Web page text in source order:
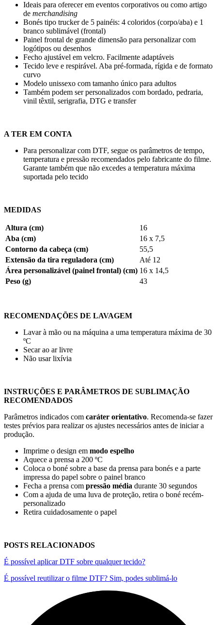
Ideais para oferecer em eventos corporativos ou como artigo
de merchandising
Bonés tipo trucker de 5 painéis: 4 coloridos (corpo/aba) e 1
branco sublimável (frontal)
Painel frontal de grande dimensão para personalizar com
logótipos ou desenhos
Fecho ajustável em velcro. Facilmente adaptáveis
Tecido leve e respirável. Aba pré-formada, rígida e de formato
curvo
Modelo unissexo com tamanho único para adultos
Também podem ser personalizados com bordado, pedraria,
vinil têxtil, serigrafia, DTG e transfer
A TER EM CONTA
Para personalizar com DTF, segue os parâmetros de tempo,
temperatura e pressão recomendados pelo fabricante do filme.
Garante também que não excedes a temperatura máxima
suportada pelo tecido
MEDIDAS
Altura (cm)
16
Aba (cm)
16 x 7,5
Contorno da cabeça (cm)
55,5
Extensão da tira reguladora (cm)
Até 12
Área personalizável (painel frontal) (cm) 16 x 14,5
Peso (g)
43
RECOMENDAÇÕES DE LAVAGEM
Lavar à mão ou na máquina a uma temperatura máxima de 30
ºC
Secar ao ar livre
Não usar lixívia
INSTRUÇÕES E PARÂMETROS DE SUBLIMAÇÃO
RECOMENDADOS
Parâmetros indicados com caráter orientativo. Recomenda-se fazer
testes prévios para realizar os ajustes necessários antes de iniciar a
produção.
Imprime o design em modo espelho
Aquece a prensa a 200 ºC
Coloca o boné sobre a base da prensa para bonés e a parte
impressa do papel sobre o painel branco
Fecha a prensa com pressão média durante 30 segundos
Com a ajuda de uma luva de proteção, retira o boné recém-
personalizado
Retira cuidadosamente o papel
POSTS RELACIONADOS
É possível aplicar DTF sobre qualquer tecido?
É possível reutilizar o filme DTF? Sim, podes sublimá-lo